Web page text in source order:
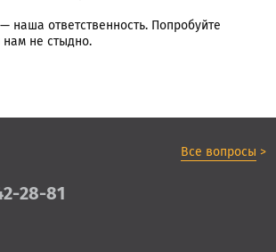
наша ответственность. Попробуйте
нам не стыдно.
Все вопросы >
28-81